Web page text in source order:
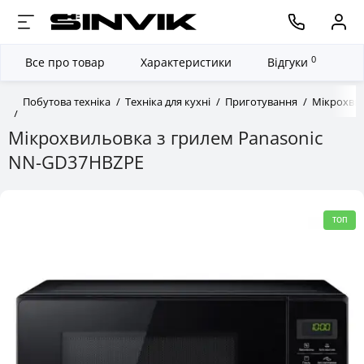
Побутова техніка Техніка для кухні Приготування
Мікрохвильовка з грилем Panasonic
NN-GD37HBZPE
Все про товар Характеристики Відгуки 0
ТОП